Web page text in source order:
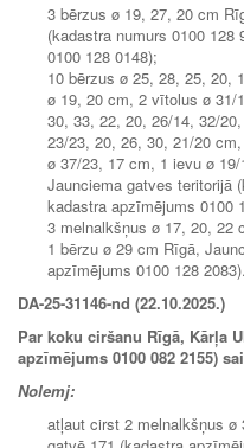
3 bērzus ø 19, 27, 20 cm
(kadastra numurs 0100
0100 128 0148);
10 bērzus ø 25, 28, 25, 20,
ø 19, 20 cm, 2 vītolus ø 31/
30, 33, 22, 20, 26/14, 32/
23/23, 20, 26, 30, 21/20
ø 37/23, 17 cm, 1 ievu ø
Jaunciema gatves teritorijā
kadastra apzīmējums 0100
3 melnalkšņus ø 17, 20, 22
1 bērzu ø 29 cm Rīgā,
apzīmējums 0100 128 2083).
DA-25-31146-nd (22.10.2025.)
Par koku ciršanu Rīgā, Kārļa
apzīmējums 0100 082 2155)
Nolemj:
atļaut cirst 2 melnalkšņus ø